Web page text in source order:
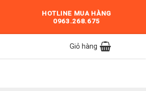
HOTLINE MUA HÀNG
0963.268.675
Giỏ hàng